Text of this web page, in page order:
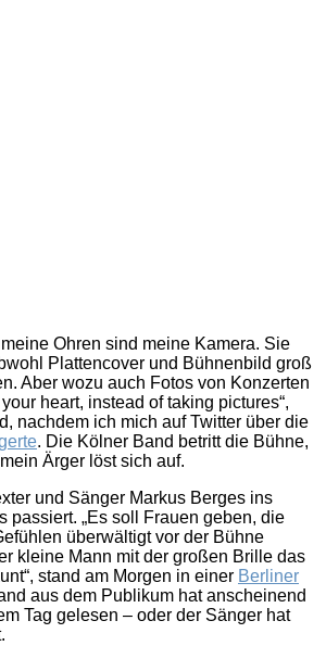
Ohren sind meine Kamera. Sie
Plattencover und Bühnenbild groß
Aber wozu auch Fotos von Konzerten
heart, instead of taking pictures“,
nachdem ich mich auf Twitter über die
. Die Kölner Band betritt die Bühne,
Ärger löst sich auf.
und Sänger Markus Berges ins
passiert. „Es soll Frauen geben, die
überwältigt vor der Bühne
kleine Mann mit der großen Brille das
stand am Morgen in einer Berliner
aus dem Publikum hat anscheinend
Tag gelesen – oder der Sänger hat